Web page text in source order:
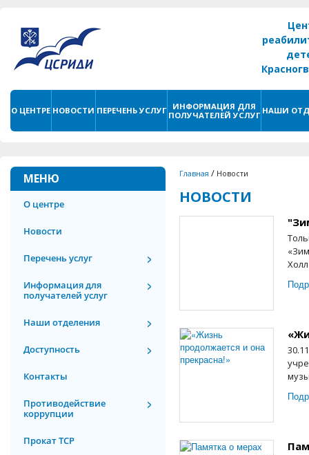
О ЦЕНТРЕ НОВОСТИ ПЕРЕЧЕНЬ УСЛУГ
ИНФОРМАЦИЯ ДЛЯ
ПОЛУЧАТЕЛЕЙ УСЛУГ НАШИ
МЕНЮ
О центре
Новости
Перечень услуг
Информация для
получателей услуг
Наши отделения
Доступность
Контакты
Противодействие
коррупции
Прокат ТСР
Главная / Новости
НОВОСТИ